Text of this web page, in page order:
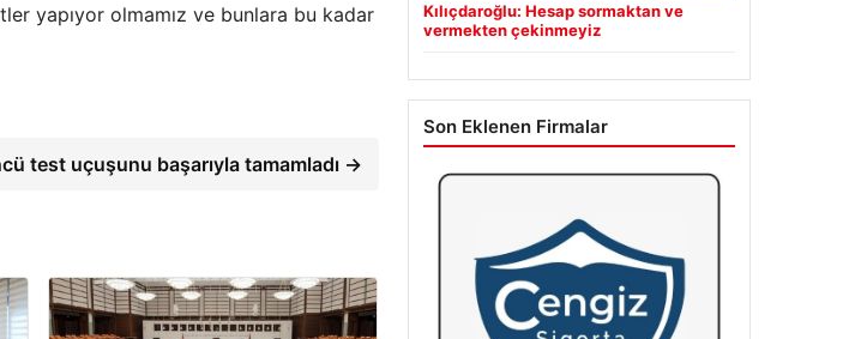
yapıyor olmamız ve bunlara bu kadar
test uçuşunu başarıyla tamamladı →
Kılıçdaroğlu: Hesap sormaktan ve
vermekten çekinmeyiz
Son Eklenen Firmalar